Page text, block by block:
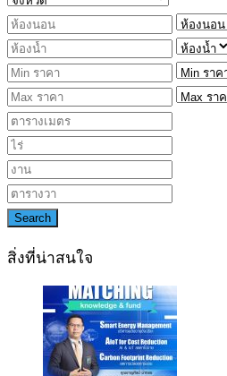
Search
สิ่งที่น่าสนใจ